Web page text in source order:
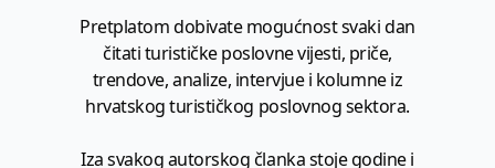
Pretplatom dobivate mogućnost svaki dan
čitati turističke poslovne vijesti, priče,
trendove, analize, intervjue i kolumne iz
hrvatskog turističkog poslovnog sektora.
Iza svakog autorskog članka stoje godine i